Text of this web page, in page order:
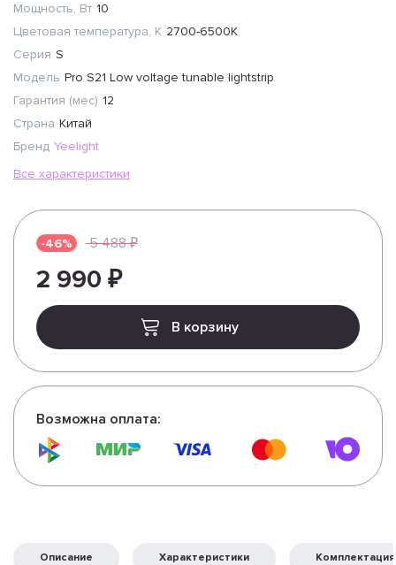
Мощность, Вт 10
Цветовая температура, К 2700-6500K
Серия S
Модель Pro S21 Low voltage tunable lightstrip
Гарантия (мес) 12
Страна Китай
Бренд Yeelight
Все характеристики
-46% 5 488 ₽
2 990 ₽
В корзину
Возможна оплата:
Описание Характеристики Комплектация